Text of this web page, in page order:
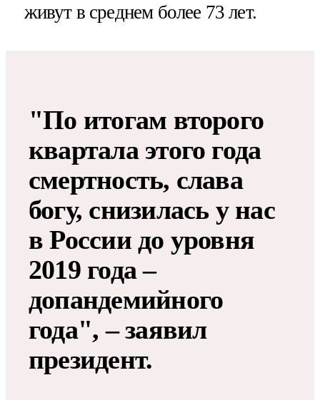
живут в среднем более 73 лет.
"По итогам второго
квартала этого года
смертность, слава
богу, снизилась у нас
в России до уровня
2019 года –
допандемийного
года", – заявил
президент.